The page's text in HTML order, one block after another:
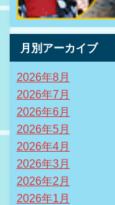
月別アーカイブ
2026年8月
2026年7月
2026年6月
2026年5月
2026年4月
2026年3月
2026年2月
2026年1月